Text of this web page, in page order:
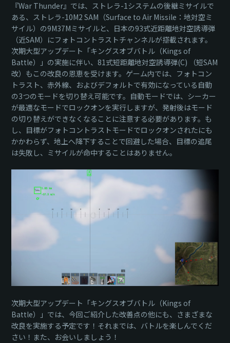
『War Thunder』では、ストレラ-1システムの後継ミサイルで
ある、ストレラ-10M2 SAM（Surface to Air Missile：地対空ミ
サイル）の9M37Mミサイルと、日本の93式近距離地対空誘導弾
（近SAM）にフォトコントラストチャンネルが搭載されます。
次期大型アップデート「キングスオブバトル（Kings of
Battle）」の実施に伴い、81式短距離地対空誘導弾(C) （短SAM
改）もこの改良の恩恵を受けます。ゲーム内では、フォトコン
トラスト、赤外線、およびデフォルトで有効になっている自動
の3つのモードを切り替え可能です。自動モードでは、シーカー
が最適なモードでロックオンを実行しますが、発射後はモード
の切り替えができなくなることに注意する必要があります。も
し、目標がフォトコントラストモードでロックオンされたにも
かかわらず、地上へ降下することで回避した場合、目標の追尾
は失敗し、ミサイルが命中することはありません。
次期大型アップデート「キングスオブバトル（Kings of
Battle）」では、今回ご紹介した改善点の他にも、さまざまな
改良を実施する予定です！それまでは、バトルを楽しんでくだ
さい！また、お会いしましょう！